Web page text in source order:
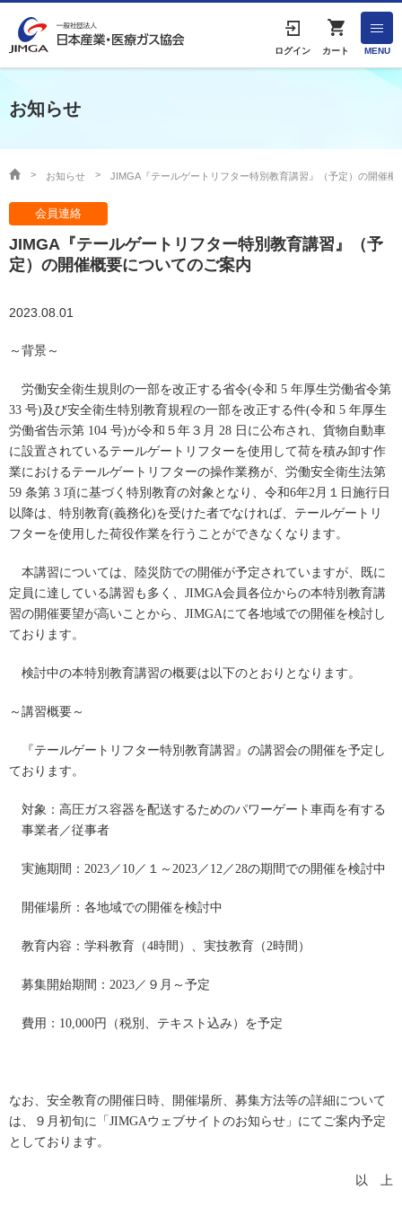
ログイン カート MENU
English
HOME
事業者の方へ
出版物・物品の販売
協会連絡先
協会案内
事業者の方へ
出版物・物品の販売
セミナー・イベント
会報誌・本部活動報告
地域本部のページ
プライバシーポリシー
特定商取引法に基づく表記
お知らせ
お知らせ JIMGA『テールゲートリフター特別教育講習』（予定）の開催概
会員連絡
JIMGA『テールゲートリフター特別教育講習』（予
定）の開催概要についてのご案内
2023.08.01
～背景～
労働安全衛生規則の一部を改正する省令(令和 5 年厚生労働省令第
33 号)及び安全衛生特別教育規程の一部を改正する件(令和 5 年厚生
労働省告示第 104 号)が令和５年３月 28 日に公布され、貨物自動車
に設置されているテールゲートリフターを使用して荷を積み卸す作
業におけるテールゲートリフターの操作業務が、労働安全衛生法第
59 条第 3 項に基づく特別教育の対象となり、令和6年2月 １日施行日
以降は、特別教育(義務化)を受けた者でなければ、テールゲートリ
フターを使用した荷役作業を行うことができなくなります。
本講習については、陸災防での開催が予定されていますが、既に
定員に達している講習も多く、 JIMGA会員各位からの本特別教育講
習の開催要望が高いことから、 JIMGAにて各地域での開催を検討し
ております。
検討中の本特別教育講習の概要は以下のとおりとなります。
～講習概要～
『テールゲートリフター特別教育講習』の講習会の開催を予定し
ております。
対象：高圧ガス容器を配送するためのパワーゲート車両を有する
事業者／従事者
実施期間： 2023／ 10／１～ 2023／ 12／28の期間での開催を検討中
開催場所：各地域での開催を検討中
教育内容：学科教育（4時間）、実技教育（2時間）
募集開始期間： 2023／９月～予定
費用： 10,000円（税別、テキスト込み）を予定
なお、安全教育の開催日時、開催場所、募集方法等の詳細について
は、９月初旬に「 JIMGAウェブサイトのお知らせ」にてご案内予定
としております。
以 上